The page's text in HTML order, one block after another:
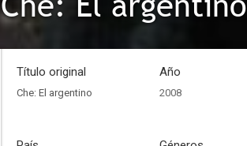
Título original
Che: El argentino
Año
2008